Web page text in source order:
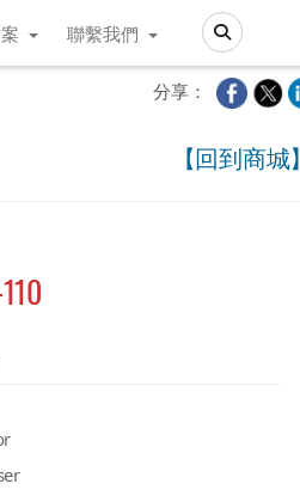
Search
聯繫我們
分享：
【回到商城】